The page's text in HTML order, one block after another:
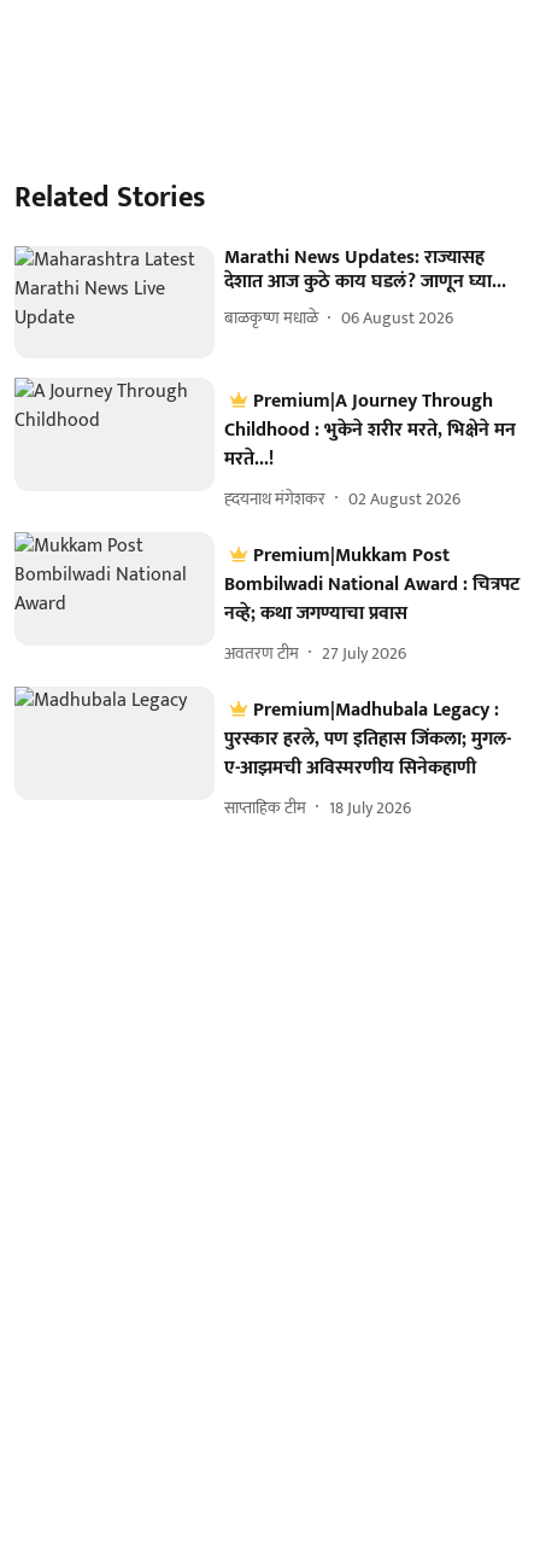
Related Stories
Marathi News Updates: राज्यासह
देशात आज कुठे काय घडलं? जाणून घ्या...
बाळकृष्ण मधाळे 06 August 2026
Premium|A Journey Through
Childhood : भुकेने शरीर मरते, भिक्षेने मन
मरते...!
ह्दयनाथ मंगेशकर 02 August 2026
Premium|Mukkam Post
Bombilwadi National Award : चित्रपट
नव्हे; कथा जगण्याचा प्रवास
अवतरण टीम 27 July 2026
Premium|Madhubala Legacy :
पुरस्कार हरले, पण इतिहास जिंकला; मुगल-
ए-आझमची अविस्मरणीय सिनेकहाणी
साप्ताहिक टीम 18 July 2026